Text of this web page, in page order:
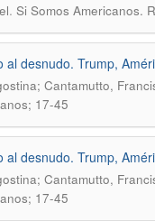
. Si Somos Americanos.
al desnudo. Trump,
Cantamutto,
17-45
al desnudo. Trump,
Cantamutto,
17-45